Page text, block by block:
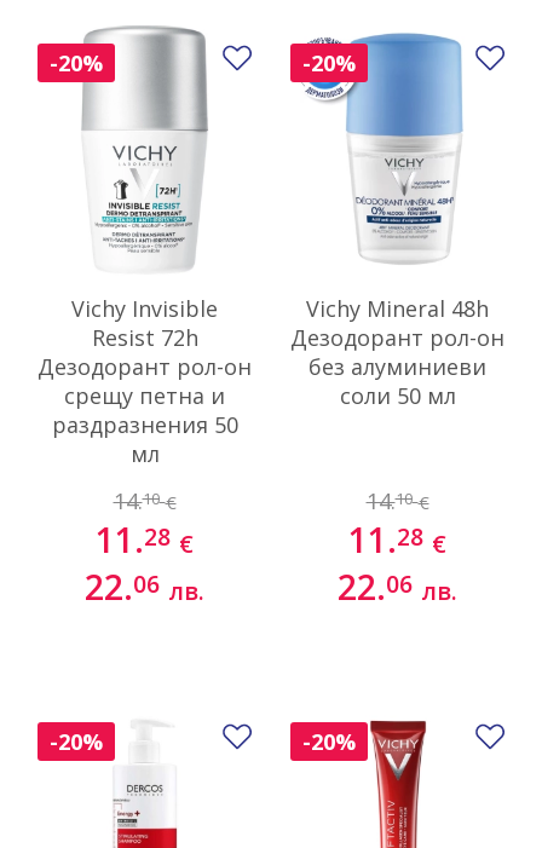
Vichy Invisible
Resist 72h
Дезодорант рол-он
срещу петна и
раздразнения 50
мл
14.10 €
11.28 €
22.06 лв.
-20% Добави в любими
Vichy Mineral 48h
Дезодорант рол-он
без алуминиеви
соли 50 мл
14.10 €
11.28 €
22.06 лв.
-20%
-20% Добави в любими
-20%